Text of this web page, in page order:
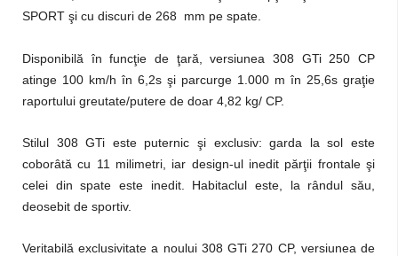
SPORT şi cu discuri de 268 mm pe spate.
Disponibilă în funcţie de ţară, versiunea 308 GTi 250 CP
atinge 100 km/h în 6,2s şi parcurge 1.000 m în 25,6s graţie
raportului greutate/putere de doar 4,82 kg/ CP.
Stilul 308 GTi este puternic şi exclusiv: garda la sol este
coborâtă cu 11 milimetri, iar design-ul inedit părţii frontale şi
celei din spate este inedit. Habitaclul este, la rândul său,
deosebit de sportiv.
Veritabilă exclusivitate a noului 308 GTi 270 CP, versiunea de